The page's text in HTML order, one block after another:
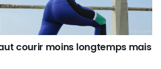
courir moins longtemps mais